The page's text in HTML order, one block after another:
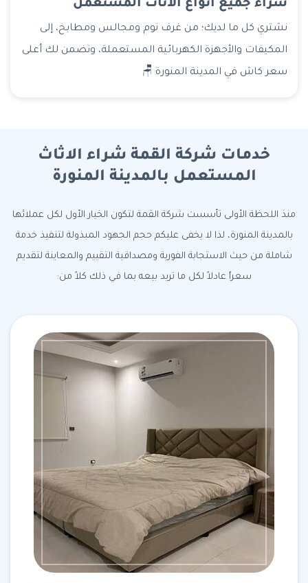
شراء جميع أنواع الأثاث المستعمل
نشتري كل ما لديك؛ من غرف نوم ومجالس ومطابخ، إلى
المكيفات والأجهزة الكهربائية المستعملة، ونضمن لك أعلى
سعر كاش في المدينة المنورة 🪑
خدمات شركة القمة شراء الاثاث
المستعمل بالمدينة المنورة
منذ اللحظة الأولى تأسست شركة القمة لتكون الخيار الأول لكل عملائها
بالمدينة المنورة، لذا لا يخفى عليكم حجم الجهود المبذولة لتنفيذ خدمة
شاملة من حيث الاستجابة الفورية ومصداقية التقييم والمعاينة لتقديم
سعراً عادلاً لكل ما تريد بيعه بما في ذلك كلاً من: